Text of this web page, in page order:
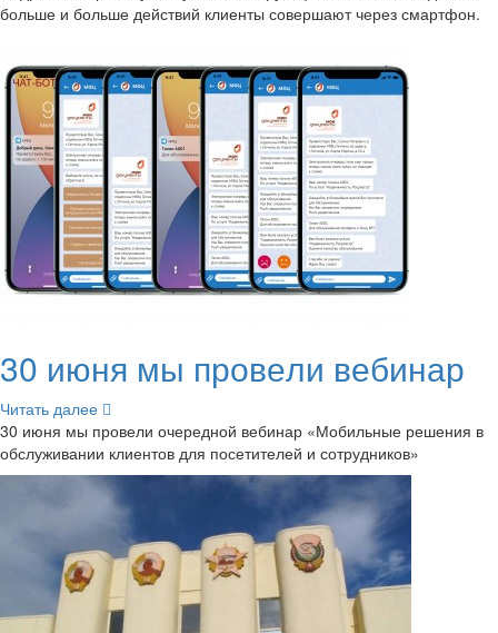
боль­ше и боль­ше дей­ствий кли­ен­ты со­вер­ша­ют через смарт­фон.
30 июня мы про­ве­ли ве­би­нар
Чи­тать далее
30 июня мы про­ве­ли оче­ред­ной ве­би­нар «Мо­биль­ные ре­ше­ния в
об­слу­жи­ва­нии кли­ен­тов для по­се­ти­те­лей и со­труд­ни­ков»